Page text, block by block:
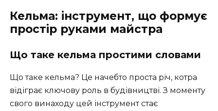
Кельма: інструмент, що формує
простір руками майстра
Що таке кельма простими словами
Що таке кельма? Це начебто проста річ, котра
відіграє ключову роль в будівництві. З моменту
свого винаходу цей інструмент стає